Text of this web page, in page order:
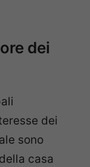
dei
dei
sono
casa